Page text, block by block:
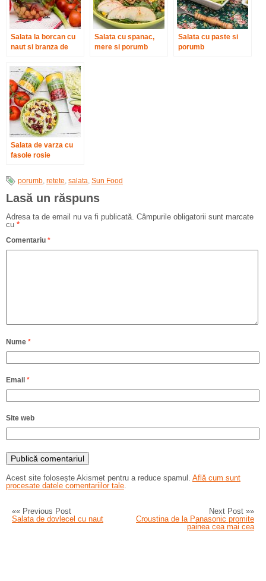
Salata la borcan cu
naut si branza de
Salata cu spanac,
mere si porumb
Salata cu paste si
porumb
Salata de varza cu
fasole rosie
porumb, retete, salata, Sun Food
Lasă un răspuns
Adresa ta de email nu va fi publicată. Câmpurile obligatorii sunt marcate
cu *
Comentariu *
Nume *
Email *
Site web
Acest site folosește Akismet pentru a reduce spamul. Află cum sunt
procesate datele comentariilor tale.
«« Previous Post
Salata de dovlecel cu naut
Next Post »»
Croustina de la Panasonic promite
painea cea mai cea